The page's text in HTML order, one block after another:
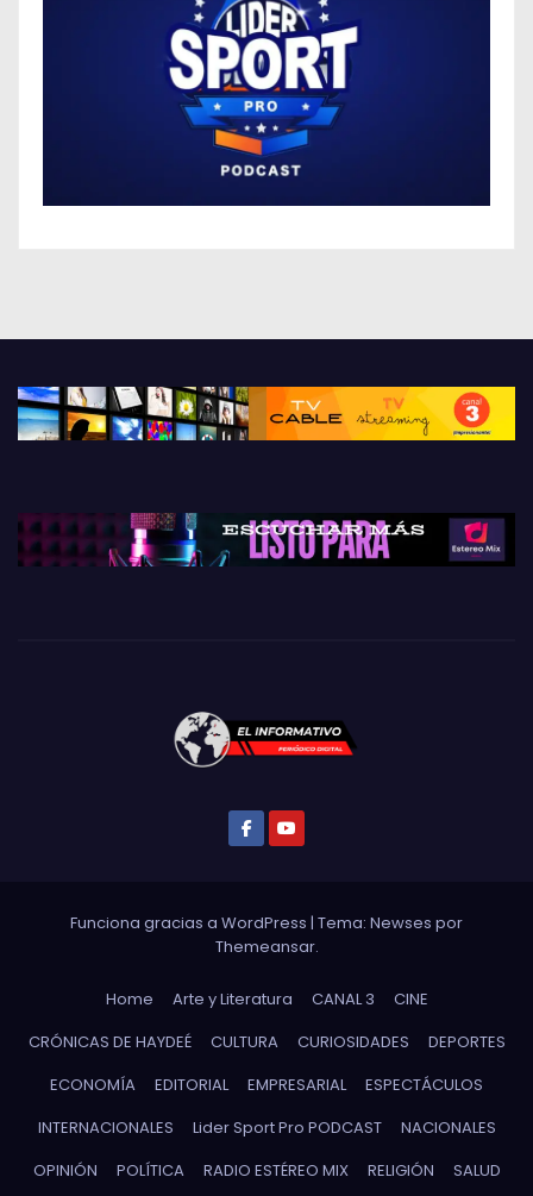
Funciona gracias a WordPress | Tema: Newses por
Themeansar.
Home Arte y Literatura CANAL 3
CINE
CRÓNICAS DE HAYDEÉ
CULTURA CURIOSIDADES
DEPORTES
ECONOMÍA
EDITORIAL EMPRESARIAL
ESPECTÁCULOS
INTERNACIONALES
Lider Sport Pro PODCAST
NACIONALES
OPINIÓN
POLÍTICA RADIO ESTÉREO MIX RELIGIÓN SALUD